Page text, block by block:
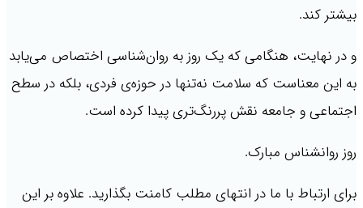
بیشتر کند.
و در نهایت، هنگامی که یک روز به روان‌شناسی اختصاص می‌یابد
به این معناست که سلامت نه‌تنها در حوزه‌ی فردی، بلکه در سطح
اجتماعی و جامعه نقش پررنگ‌تری پیدا کرده است.
روز روانشناس مبارک.
برای ارتباط با ما در انتهای مطلب کامنت بگذارید. علاوه بر این